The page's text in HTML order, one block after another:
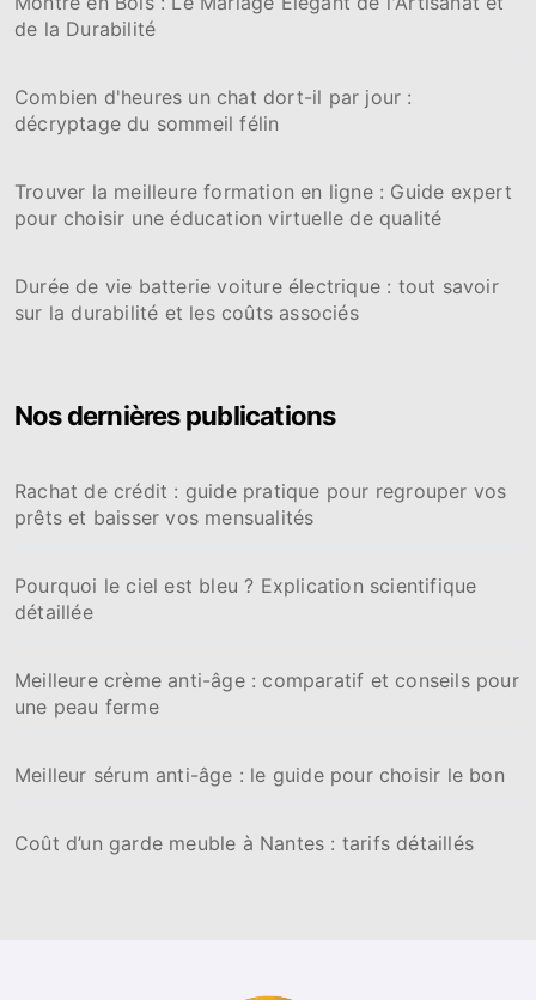
de la Durabilité
Combien d'heures un chat dort-il par jour :
décryptage du sommeil félin
Trouver la meilleure formation en ligne : Guide expert
pour choisir une éducation virtuelle de qualité
Durée de vie batterie voiture électrique : tout savoir
sur la durabilité et les coûts associés
Nos dernières publications
Rachat de crédit : guide pratique pour regrouper vos
prêts et baisser vos mensualités
Pourquoi le ciel est bleu ? Explication scientifique
détaillée
Meilleure crème anti-âge : comparatif et conseils pour
une peau ferme
Meilleur sérum anti-âge : le guide pour choisir le bon
Coût d’un garde meuble à Nantes : tarifs détaillés